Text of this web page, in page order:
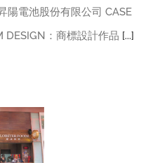
電池股份有限公司 CASE
DESIGN：商標設計作品 [...]